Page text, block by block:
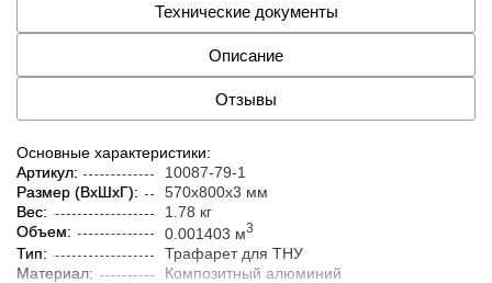
Технические документы
Описание
Отзывы
Основные характеристики:
Артикул:
10087-79-1
Размер (ВxШxГ):
570x800x3 мм
Вес:
1.78 кг
Объем:
0.001403 м3
Тип:
Трафарет для ТНУ
Материал:
Композитный алюминий